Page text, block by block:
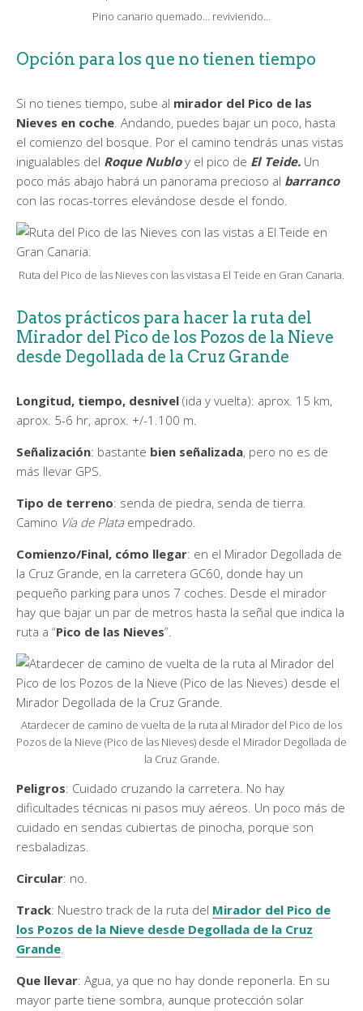
Pino canario quemado… reviviendo…
Opción para los que no tienen tiempo
Si no tienes tiempo, sube al mirador del Pico de las
Nieves en coche. Andando, puedes bajar un poco, hasta
el comienzo del bosque. Por el camino tendrás unas vistas
inigualables del Roque Nubloy el pico de El Teide. Un
poco más abajo habrá un panorama precioso al barranco
con las rocas-torres elevándose desde el fondo.
Ruta del Pico de las Nieves con las vistas a El Teide en Gran Canaria.
Datos prácticos para hacer la ruta del
Mirador del Pico de los Pozos de la Nieve
desde Degollada de la Cruz Grande
Longitud, tiempo, desnivel (ida y vuelta): aprox. 15 km,
aprox. 5-6 hr, aprox. +/-1.100 m.
Señalización: bastante bien señalizada, pero no es de
más llevar GPS.
Tipo de terreno: senda de piedra, senda de tierra.
Camino Vía de Plataempedrado.
Comienzo/Final, cómo llegar: en el Mirador Degollada de
la Cruz Grande, en la carretera GC60, donde hay un
pequeño parking para unos 7 coches. Desde el mirador
hay que bajar un par de metros hasta la señal que indica la
ruta a “Pico de las Nieves”.
Atardecer de camino de vuelta de la ruta al Mirador del Pico de los
Pozos de la Nieve (Pico de las Nieves) desde el Mirador Degollada de
la Cruz Grande.
Peligros: Cuidado cruzando la carretera. No hay
dificultades técnicas ni pasos muy aéreos. Un poco más de
cuidado en sendas cubiertas de pinocha, porque son
resbaladizas.
Circular: no.
Track: Nuestro track de la ruta del Mirador del Pico de
los Pozos de la Nieve desde Degollada de la Cruz
Grande.
Que llevar: Agua, ya que no hay donde reponerla. En su
mayor parte tiene sombra, aunque protección solar